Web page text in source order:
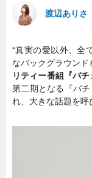
副業
グルメ
渡辺ありさ
“真実の愛以外、全
なバックグラウンド
リティー番組『バチ
第二期となる『バ
れ、大きな話題を呼